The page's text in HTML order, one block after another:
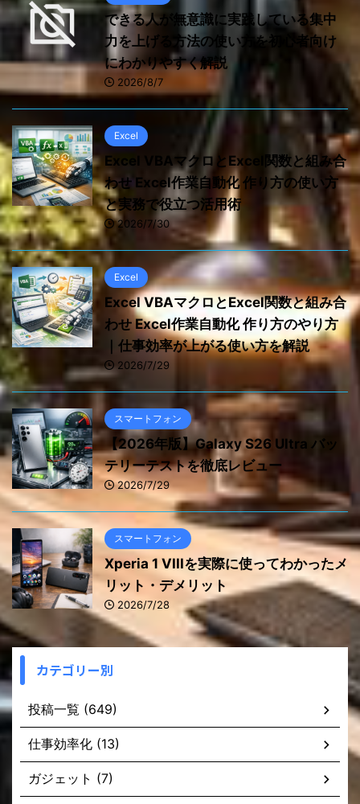
できる人が無意識に実践している集中
力を上げる方法の使い方を初心者向け
にわかりやすく解説
2026/8/7
Excel
Excel VBAマクロとExcel関数と組み合
わせ Excel作業自動化 作り方の使い方
と実務で役立つ活用術
2026/7/30
Excel
Excel VBAマクロとExcel関数と組み合
わせ Excel作業自動化 作り方のやり方
｜仕事効率が上がる使い方を解説
2026/7/29
スマートフォン
【2026年版】Galaxy S26 Ultra バッ
テリーテストを徹底レビュー
2026/7/29
スマートフォン
Xperia 1 VIIIを実際に使ってわかったメ
リット・デメリット
2026/7/28
カテゴリー別
投稿一覧 (649)
仕事効率化 (13)
ガジェット (7)